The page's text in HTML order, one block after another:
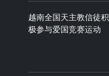
越南全国天主教信徒积
极参与爱国竞赛运动